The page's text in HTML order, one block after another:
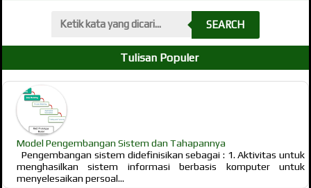
SEARCH
Tulisan Populer
Model Pengembangan Sistem dan Tahapannya
Pengembangan sistem didefinisikan sebagai : 1. Aktivitas untuk
menghasilkan sistem informasi berbasis komputer untuk
menyelesaikan persoal...